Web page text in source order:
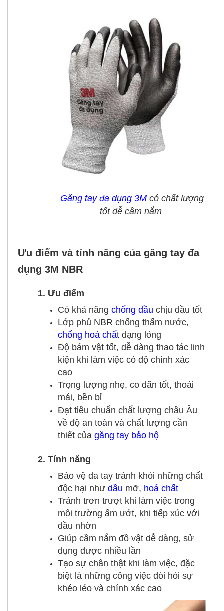
Găng tay đa dụng 3Mcó chất lượng
tốt dễ cầm nắm
Ưu điểm và tính năng của găng tay đa
dụng 3M NBR
1. Ưu điểm
Có khả năng chống dầu chịu dầu tốt
Lớp phủ NBR chống thấm nước,
chống hoá chất dạng lỏng
Độ bám vật tốt, dễ dàng thao tác linh
kiện khi làm việc có độ chính xác
cao
Trọng lượng nhẹ, co dãn tốt, thoải
mái, bền bỉ
Đạt tiêu chuẩn chất lượng châu Âu
về độ an toàn và chất lượng cần
thiết của găng tay bảo hộ
2. Tính năng
Bảo vệ da tay tránh khỏi những chất
độc hại như dầu mỡ, hoá chất
Tránh trơn trượt khi làm việc trong
môi trường ẩm ướt, khi tiếp xúc với
dầu nhờn
Giúp cầm nắm đồ vật dễ dàng, sử
dụng được nhiều lần
Tạo sự chân thật khi làm việc, đặc
biệt là những công việc đòi hỏi sự
khéo léo và chính xác cao